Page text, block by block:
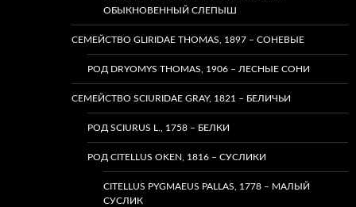
ОБЫКНОВЕННЫЙ СЛЕПЫШ
СЕМЕЙСТВО GLIRIDAE THOMAS, 1897 – СОНЕВЫЕ
РОД DRYOMYS THOMAS, 1906 – ЛЕСНЫЕ СОНИ
СЕМЕЙСТВО SCIURIDAE GRAY, 1821 – БЕЛИЧЬИ
РОД SCIURUS L., 1758 – БЕЛКИ
РОД CITELLUS OKEN, 1816 – СУСЛИКИ
CITELLUS PYGMAEUS PALLAS, 1778 – МАЛЫЙ
СУСЛИК